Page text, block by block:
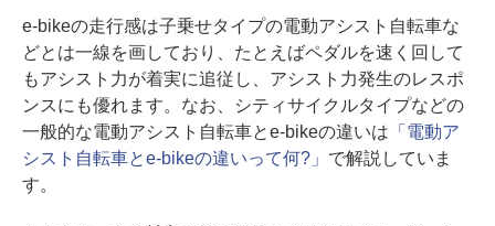
e-bikeの走行感は子乗せタイプの電動アシスト自転車な
どとは一線を画しており、たとえばペダルを速く回して
もアシスト力が着実に追従し、アシスト力発生のレスポ
ンスにも優れます。なお、シティサイクルタイプなどの
一般的な電動アシスト自転車とe-bikeの違いは 「電動ア
シスト自転車とe-bikeの違いって何?」 で解説していま
す。